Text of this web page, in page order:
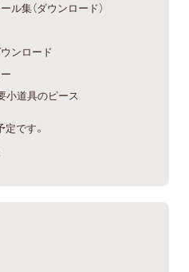
集（ダウンロード）
ンロード
小道具のピース
です。